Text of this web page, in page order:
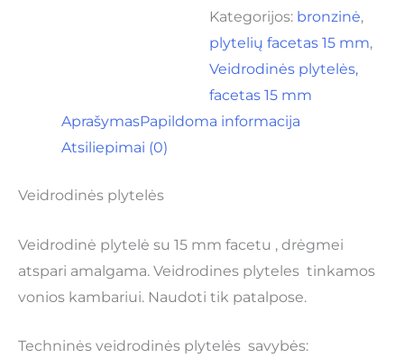
Kategorijos: bronzinė,
plytelių facetas 15 mm,
Veidrodinės plytelės,
facetas 15 mm
AprašymasPapildoma informacija
Atsiliepimai (0)
Veidrodinės plytelės
Veidrodinė plytelė su 15 mm facetu , drėgmei
atspari amalgama. Veidrodines plyteles tinkamos
vonios kambariui. Naudoti tik patalpose.
Techninės veidrodinės plytelės savybės: